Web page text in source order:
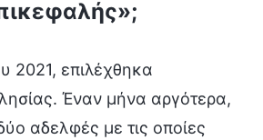
2021, επιλέχθηκα
Έναν μήνα αργότερα,
αδελφές με τις οποίες